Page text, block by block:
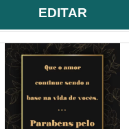
EDITAR